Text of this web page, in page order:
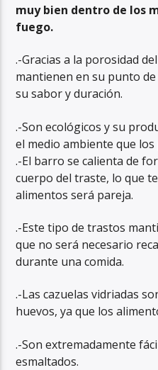
muy bien dentro de los
fuego.
.-Gracias a la porosidad
mantienen en su punto
su sabor y duración.
.-Son ecológicos y su
el medio ambiente que los
.-El barro se calienta de
cuerpo del traste, lo que
alimentos será pareja.
.-Este tipo de trastos
que no será necesario
durante una comida.
.-Las cazuelas vidriadas
huevos, ya que los
.-Son extremadamente
esmaltados.